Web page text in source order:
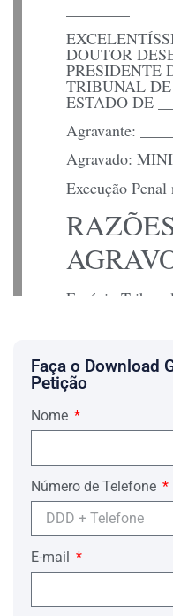
DOUTOR
PRESIDENTE
TRIBUNAL
ESTADO DE
Agravante:
Agravado:
Execução Penal
Egrégio Tribunal
BREVE
O requerente
O mérito da
enquadrado no
Ocorre que o
, busca por
conversão da
domiciliar,
dispor.
Faça o Download
Petição
Nome
Número de Telefone
E-mail